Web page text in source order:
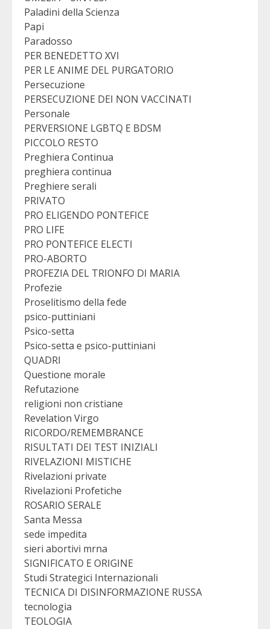
Paladini della Scienza
Papi
Paradosso
PER BENEDETTO XVI
PER LE ANIME DEL PURGATORIO
Persecuzione
PERSECUZIONE DEI NON VACCINATI
Personale
PERVERSIONE LGBTQ E BDSM
PICCOLO RESTO
Preghiera Continua
preghiera continua
Preghiere serali
PRIVATO
PRO ELIGENDO PONTEFICE
PRO LIFE
PRO PONTEFICE ELECTI
PRO-ABORTO
PROFEZIA DEL TRIONFO DI MARIA
Profezie
Proselitismo della fede
psico-puttiniani
Psico-setta
Psico-setta e psico-puttiniani
QUADRI
Questione morale
Refutazione
religioni non cristiane
Revelation Virgo
RICORDO/REMEMBRANCE
RISULTATI DEI TEST INIZIALI
RIVELAZIONI MISTICHE
Rivelazioni private
Rivelazioni Profetiche
ROSARIO SERALE
Santa Messa
sede impedita
sieri abortivi mrna
SIGNIFICATO E ORIGINE
Studi Strategici Internazionali
TECNICA DI DISINFORMAZIONE RUSSA
tecnologia
TEOLOGIA